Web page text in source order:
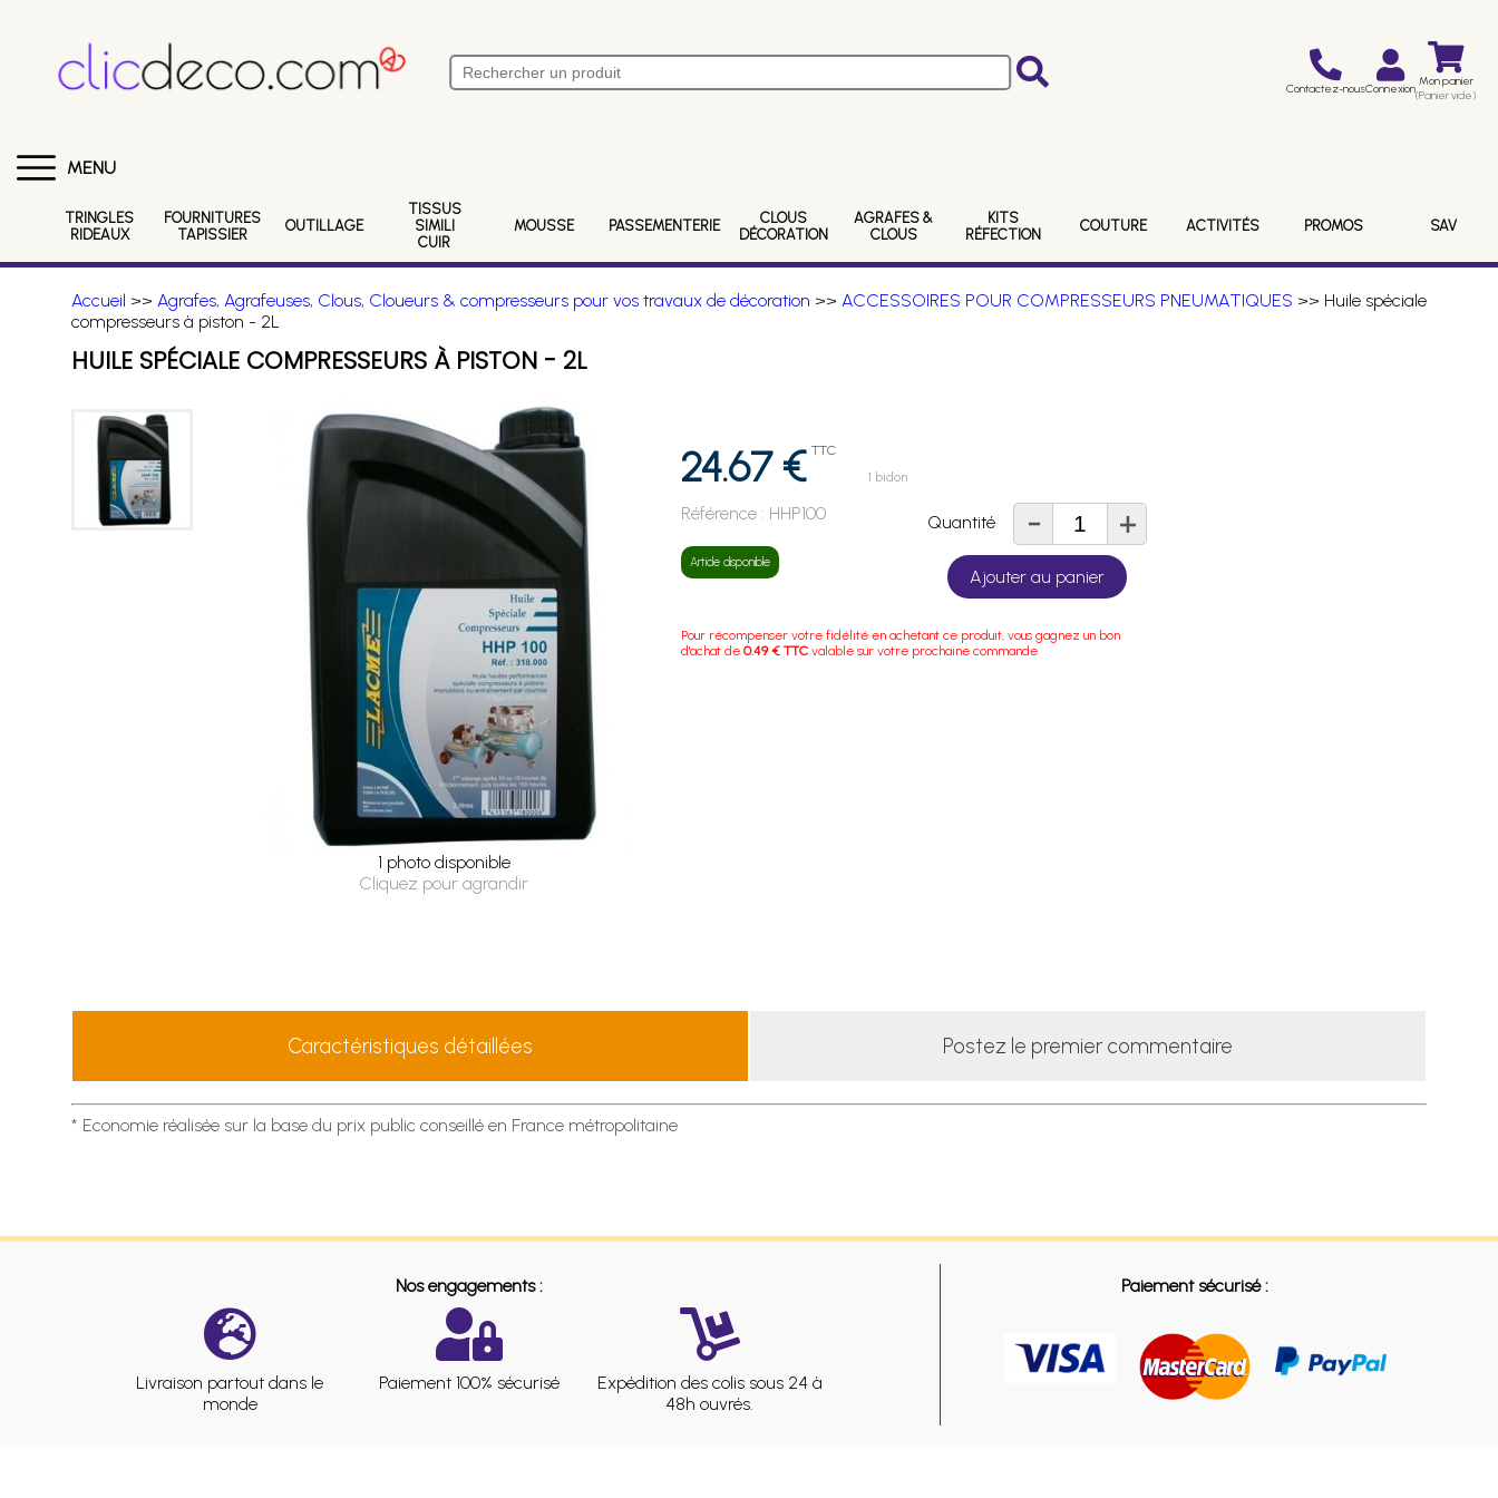
Contactez-nousConnexion Mon panier
(Panier vide)
MENU
TRINGLES
RIDEAUX
FOURNITURES
TAPISSIER
OUTILLAGE
TISSUS
SIMILI
CUIR
MOUSSE PASSEMENTERIE
CLOUS
DÉCORATION
AGRAFES &
CLOUS
KITS
RÉFECTION
COUTURE ACTIVITÉS PROMOS SAV
Accueil >> Agrafes, Agrafeuses, Clous, Cloueurs & compresseurs pour vos travaux de décoration >> ACCESSOIRES POUR COMPRESSEURS PNEUMATIQUES >> Huile spéciale
compresseurs à piston - 2L
HUILE SPÉCIALE COMPRESSEURS À PISTON - 2L
1 photo disponible
Cliquez pour agrandir
24.67 € TTC
1 bidon
Référence : HHP100
Article disponible
Quantité - +
Ajouter au panier
Pour récompenser votre fidélité en achetant ce produit, vous gagnez un bon
d'achat de0.49 € TTC valable sur votre prochaine commande.
Caractéristiques détaillées Postez le premier commentaire
* Economie réalisée sur la base du prix public conseillé en France métropolitaine
Nos engagements :
Livraison partout dans le
monde
Paiement 100% sécurisé
Expédition des colis sous 24 à
48h ouvrés.
Paiement sécurisé :